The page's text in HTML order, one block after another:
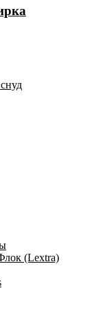
(Lextra)